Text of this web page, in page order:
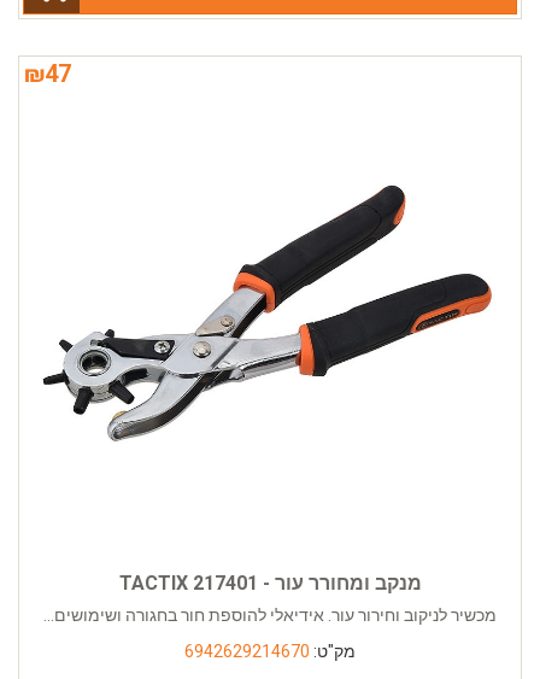
₪47
מנקב ומחורר עור - TACTIX 217401
מכשיר לניקוב וחירור עור. אידיאלי להוספת חור בחגורה ושימושים...
מק"ט: 6942629214670